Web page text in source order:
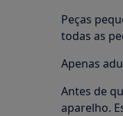
Peças
todas as
Apenas
Antes de
aparelho.